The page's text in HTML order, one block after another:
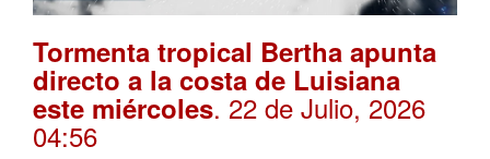
Tormenta tropical Bertha apunta
directo a la costa de Luisiana
este miércoles. 22 de Julio, 2026
04:56